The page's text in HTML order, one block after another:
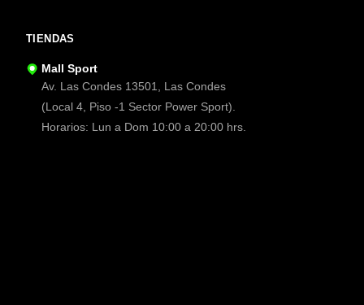
TIENDAS
Mall Sport
Av. Las Condes 13501, Las Condes
(Local 4, Piso -1 Sector Power Sport).
Horarios: Lun a Dom 10:00 a 20:00 hrs.